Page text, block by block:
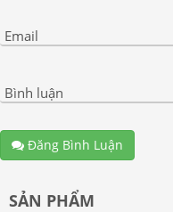
Email
Bình luận
Đăng Bình Luận
SẢN PHẨM